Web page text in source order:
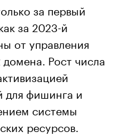
за первый
за 2023-й
от управления
Рост числа
для фишинга и
системы
ресурсов.